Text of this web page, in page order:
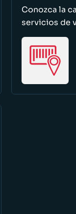
Conozca la
servicios de